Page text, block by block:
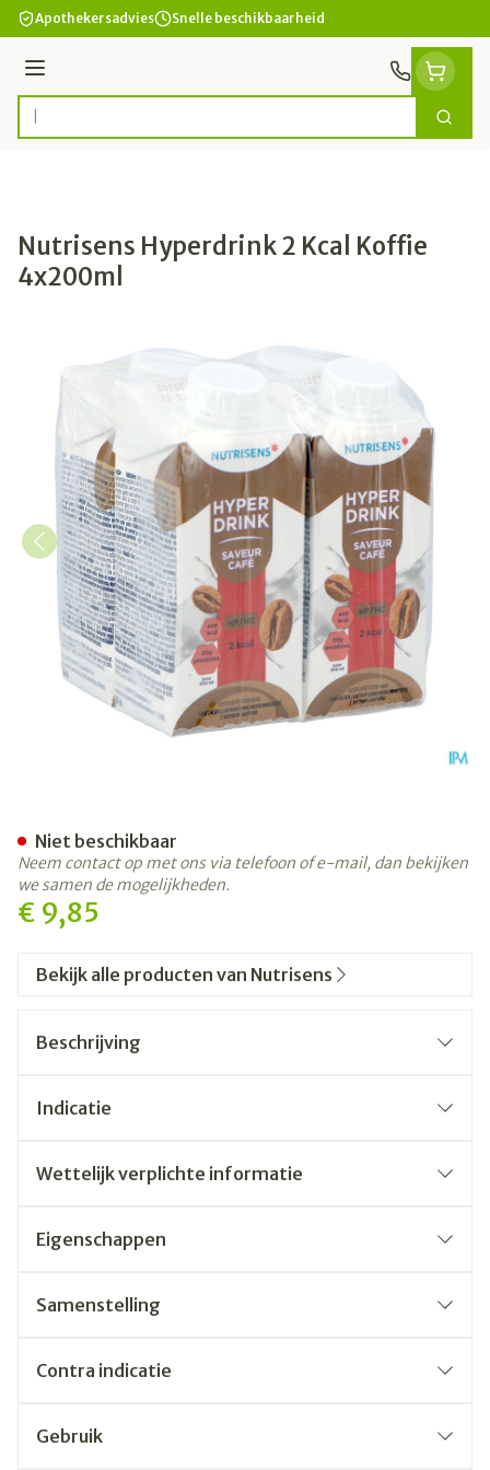
Ga naar de inhoud
Apothekersadvies Snelle beschikbaarheid
Menu
Product, merk, categorie... Zoek
Nutrisens Hyperdrink 2 Kcal Koffie
4x200ml
€ 9,85
Niet beschikbaar
Neem contact op met ons via telefoon of e-mail, dan bekijken
we samen de mogelijkheden.
Bekijk alle producten van Nutrisens
Beschrijving
Indicatie
Wettelijk verplichte informatie
Eigenschappen
Samenstelling
Contra indicatie
Gebruik